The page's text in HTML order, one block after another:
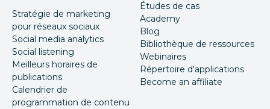
Stratégie de marketing
pour réseaux sociaux
Social media analytics
Social listening
Meilleurs horaires de
publications
Calendrier de
programmation de contenu
Études de cas
Academy
Blog
Bibliothèque de ressources
Webinaires
Répertoire d'applications
Become an affiliate